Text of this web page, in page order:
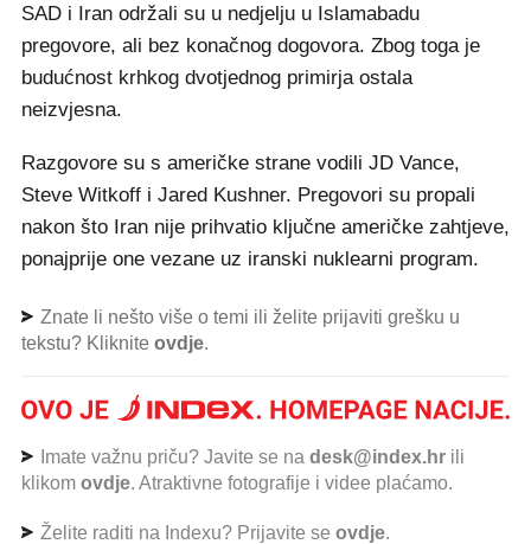
SAD i Iran održali su u nedjelju u Islamabadu
pregovore, ali bez konačnog dogovora. Zbog toga je
budućnost krhkog dvotjednog primirja ostala
neizvjesna.
Razgovore su s američke strane vodili JD Vance,
Steve Witkoff i Jared Kushner. Pregovori su propali
nakon što Iran nije prihvatio ključne američke zahtjeve,
ponajprije one vezane uz iranski nuklearni program.
Znate li nešto više o temi ili želite prijaviti grešku u
tekstu? Kliknite ovdje.
Imate važnu priču? Javite se na desk@index.hr ili
klikom ovdje. Atraktivne fotografije i videe plaćamo.
Želite raditi na Indexu? Prijavite se ovdje.